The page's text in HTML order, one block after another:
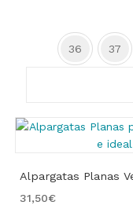
36 37
Alpargatas Planas
31,50€